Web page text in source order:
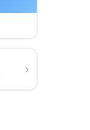
›